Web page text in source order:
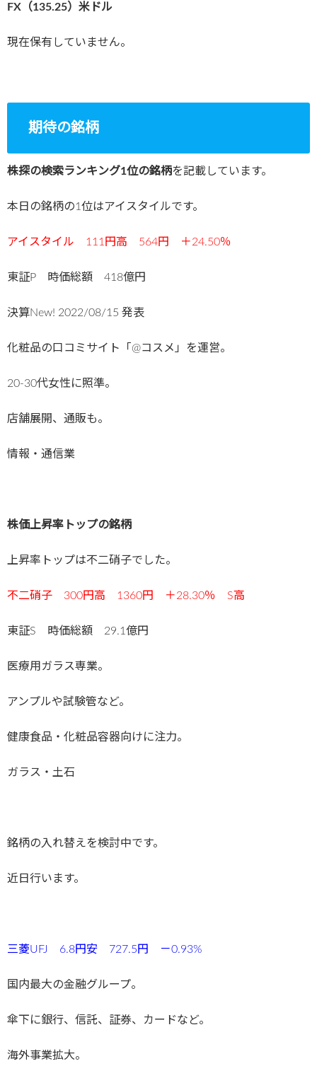
FX（135.25）米ドル
現在保有していません。
期待の銘柄
株探の検索ランキング1位の銘柄を記載しています。
本日の銘柄の1位はアイスタイルです。
アイスタイル 111円高 564円 ＋24.50％
東証P 時価総額 418億円
決算New! 2022/08/15 発表
化粧品の口コミサイト「@コスメ」を運営。
20-30代女性に照準。
店舗展開、通販も。
情報・通信業
株価上昇率トップの銘柄
上昇率トップは不二硝子でした。
不二硝子 300円高 1360円 ＋28.30％ S高
東証S 時価総額 29.1億円
医療用ガラス専業。
アンプルや試験管など。
健康食品・化粧品容器向けに注力。
ガラス・土石
銘柄の入れ替えを検討中です。
近日行います。
三菱UFJ 6.8円安 727.5円 －0.93%
国内最大の金融グループ。
傘下に銀行、信託、証券、カードなど。
海外事業拡大。